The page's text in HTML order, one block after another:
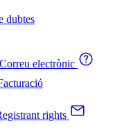
dubtes
Correu electrònic
rights